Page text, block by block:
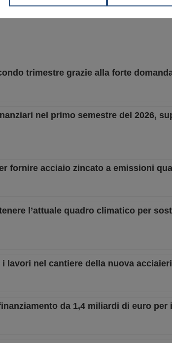
trimestre grazie alla forte
nel primo semestre del 2026,
fornire acciaio zincato a emissioni
l’attuale quadro climatico per
lavori nel cantiere della nuova
da 1,4 miliardi di euro per